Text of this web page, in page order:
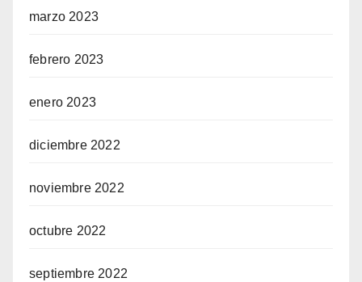
marzo 2023
febrero 2023
enero 2023
diciembre 2022
noviembre 2022
octubre 2022
septiembre 2022